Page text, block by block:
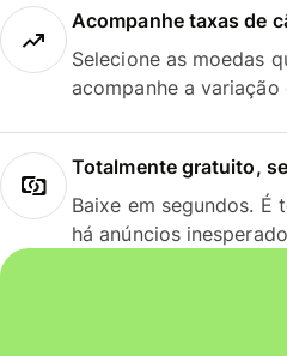
Acompanhe taxas de
Selecione as moedas
acompanhe a
Totalmente gratuito,
Baixe em segundos. É
há anúncios